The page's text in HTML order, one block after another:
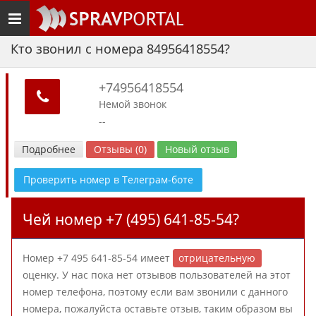
Toggle
navigation
Кто звонил с номера 84956418554?
+74956418554
Немой звонок
--
Подробнее Отзывы (0) Новый отзыв
Проверить номер в Телеграм-боте
Чей номер +7 (495) 641-85-54?
Номер +7 495 641-85-54 имеет
отрицательную
оценку. У нас пока нет отзывов пользователей на этот
номер телефона, поэтому если вам звонили с данного
номера, пожалуйста оставьте отзыв, таким образом вы